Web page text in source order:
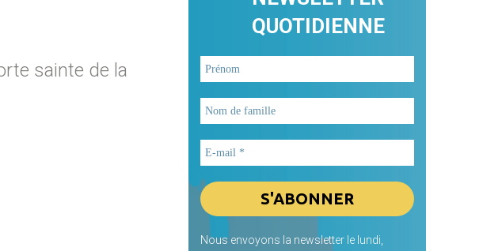
sainte de la
QUOTIDIENNE
Nous envoyons la newsletter le lundi,